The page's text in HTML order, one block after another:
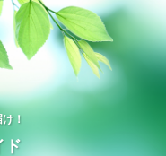
！
ド